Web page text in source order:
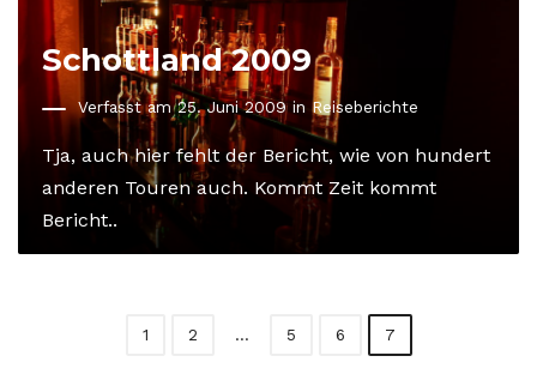
Schottland 2009
Verfasst am 25. Juni 2009 in Reiseberichte
Tja, auch hier fehlt der Bericht, wie von hundert
anderen Touren auch. Kommt Zeit kommt
Bericht..
1 2 … 5 6 7